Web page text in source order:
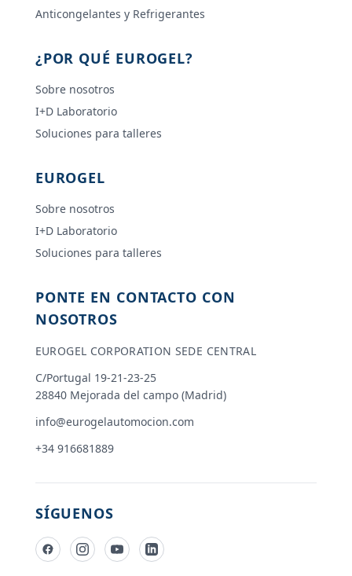
Anticongelantes y Refrigerantes
¿POR QUÉ EUROGEL?
Sobre nosotros
I+D Laboratorio
Soluciones para talleres
EUROGEL
Sobre nosotros
I+D Laboratorio
Soluciones para talleres
PONTE EN CONTACTO CON
NOSOTROS
EUROGEL CORPORATION SEDE CENTRAL
C/Portugal 19-21-23-25
28840 Mejorada del campo (Madrid)
info@eurogelautomocion.com
+34 916681889
SÍGUENOS